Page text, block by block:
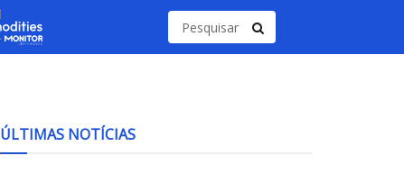
ÚLTIMAS NOTÍCIAS